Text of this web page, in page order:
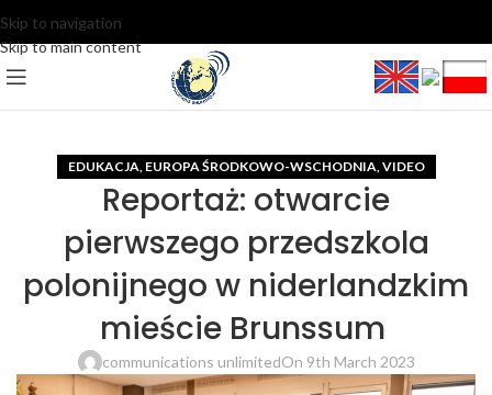
Skip to navigation
Skip to main content
EDUKACJA EUROPA ŚRODKOWO-WSCHODNIA VIDEO
Reportaż: otwarcie
pierwszego przedszkola
polonijnego w niderlandzkim
mieście Brunssum
communications unlimitedOn 9th March 2023